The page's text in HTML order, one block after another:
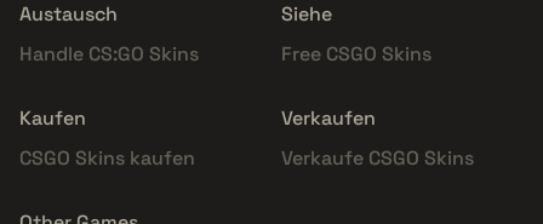
Austausch
Handle CS:GO Skins
Siehe
Free CSGO Skins
Kaufen
CSGO Skins kaufen
Verkaufen
Verkaufe CSGO Skins